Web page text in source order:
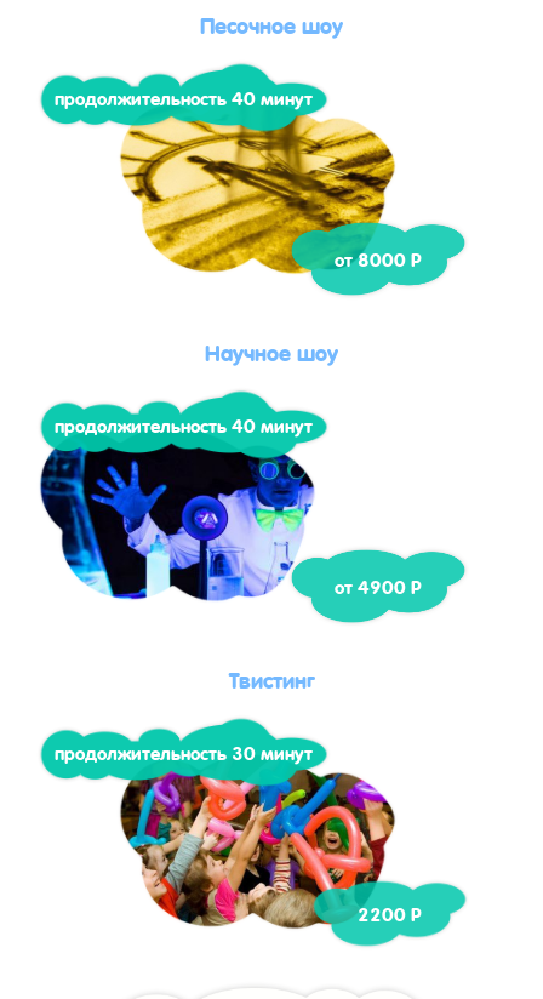
Песочное шоу
продолжительность 40 минут
от 8000 Р
Научное шоу
продолжительность 40 минут
от 4900 Р
Твистинг
продолжительность 30 минут
2200 Р